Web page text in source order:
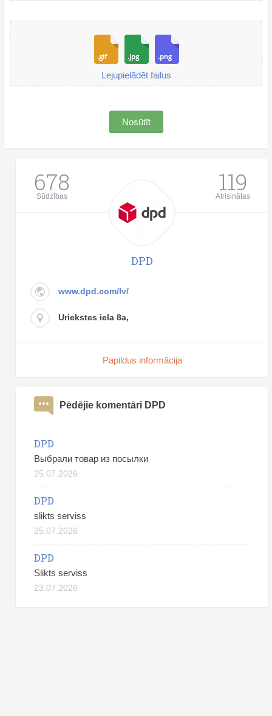
Lejupielādēt failus
Nosūtīt
678
Sūdzības 119
Atrisinātas
DPD
www.dpd.com/lv/
Uriekstes iela 8a,
Papildus informācija
Pēdējie komentāri DPD
DPD
Выбрали товар из посылки
25.07.2026
DPD
slikts serviss
25.07.2026
DPD
Slikts serviss
23.07.2026